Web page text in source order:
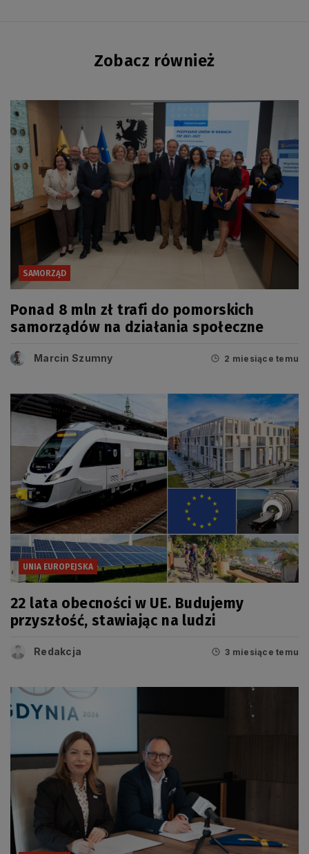
Zobacz również
SAMORZĄD
Ponad 8 mln zł trafi do pomorskich
samorządów na działania społeczne
Marcin Szumny 2 miesiące temu
UNIA EUROPEJSKA
22 lata obecności w UE. Budujemy
przyszłość, stawiając na ludzi
Redakcja 3 miesiące temu